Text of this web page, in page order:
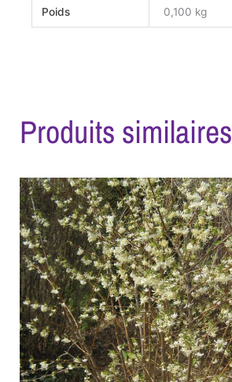
Poids 0,100 kg
Produits similaires